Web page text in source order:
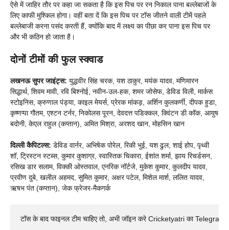
ऐसे में जाहिर तौर पर कहा जा सकता है कि इस पिच पर रन निकाल पाना बल्लेबाजों के
लिए काफी मुश्किल होगा। वहीं बता दें कि इस पिच पर टॉस जीतने वाली टीमें पहले
बल्लेबाजी करना पसंद करती हैं, क्योंकि बाद में लक्ष्य का पीछा कर पाना इस पिच पर
और भी कठिन हो जाता है।
दोनों टीमों की फुल स्क्वाड
लखनऊ सुपर जाइंट्स: युद्धवीर सिंह चरक, यश ठाकुर, मयंक यादव, मणिमारन
सिद्धार्थ, शिवम मावी, रवि बिश्नोई, नवीन-उल-हक, शमर जोसेफ, डेविड विली, मार्कस
स्टोइनिस, क्रुणाल पंड्या, काइल मेयर्स, प्रेरक मांकड़, अर्शिन कुलकर्णी, दीपक हुडा,
कृष्णप्पा गौतम, एश्टन टर्नर, निकोलस पूरन, देवदत्त पडिक्कल, क्विंटन डी कॉक, आयुष
बदोनी, केएल राहुल (कप्तान), अमित मिश्रा, अरशद खान, मोहसिन खान
दिल्ली कैपिटल्स: डेविड वार्नर, अभिषेक पोरेल, रिकी भुई, यश ढुल, शाई होप, पृथ्वी
शॉ, ट्रिस्टन स्टब्स, कुमार कुशाग्र, स्वास्तिक चिकारा, ईशांत शर्मा, झाय रिचर्डसन,
रसिख डार सलाम, विक्की ओस्तवाल, एनरिक नॉर्टजे, मुकेश कुमार, कुलदीप यादव,
प्रवीण दुबे, खलील अहमद, सुमित कुमार, अक्षर पटेल, मिशेल मार्श, ललित यादव,
ऋषभ पंत (कप्तान), जेक फ्रेजर-मैकगर्क
टॉस के बाद फाइनल टीम चाहिए तो, अभी जॉइन करे Cricketyatri का